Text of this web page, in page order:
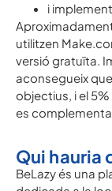
i
utilitzen
versió gratuïta.
aconsegueix
objectius, i el
es
Qui hauria
BeLazy és una